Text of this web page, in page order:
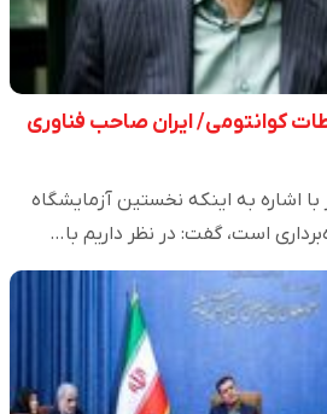
کوانتومی/ ایران صاحب فناوری
اشاره به اینکه نخستین آزمایشگاه
است، گفت: در نظر داریم با…